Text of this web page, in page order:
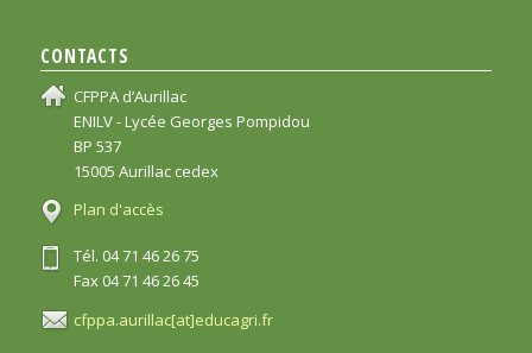
CONTACTS
CFPPA d’Aurillac
ENILV - Lycée Georges Pompidou
BP 537
15005 Aurillac cedex
Plan d'accès
Tél. 04 71 46 26 75
Fax 04 71 46 26 45
cfppa.aurillac[at]educagri.fr